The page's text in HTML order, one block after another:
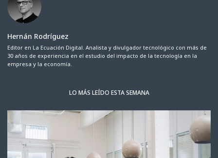
Hernán Rodríguez
Editor en La Ecuación Digital. Analista y divulgador tecnológico con más de
30 años de experiencia en el estudio del impacto de la tecnología en la
empresa y la economía.
LO MÁS LEÍDO ESTA SEMANA